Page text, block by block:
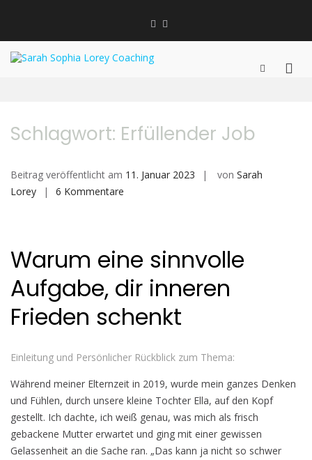
Linkedin
Sarah Sophia Lorey
Bewusstsein schaffen | Veränderung
Such-
Schlagwort: Erfüllender Job
Beitrag veröffentlicht am 11. Januar 2023 von Sarah
Lorey
6 Kommentare
Aufgabe,
inneren
Frieden
schenkt
Warum eine sinnvolle
Aufgabe, dir inneren
Frieden schenkt
Einleitung und Persönlicher Rückblick zum Thema:
Während meiner Elternzeit in 2019, wurde mein ganzes Denken
und Fühlen, durch unsere kleine Tochter Ella, auf den Kopf
gestellt. Ich dachte, ich weiß genau, was mich als frisch
gebackene Mutter erwartet und ging mit einer gewissen
Gelassenheit an die Sache ran. „Das kann ja nicht so schwer